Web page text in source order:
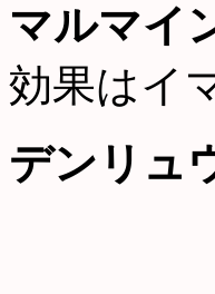
マルマイ
効果はイ
デンリュ